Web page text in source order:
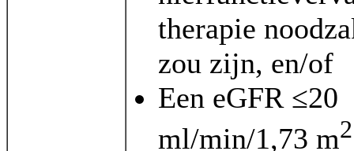
therapie
zou zijn, en/of
Een eGFR ≤20
ml/min/1,73 m2